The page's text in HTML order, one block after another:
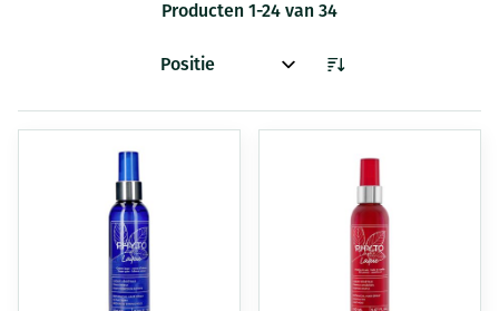
Producten 1-24 van 34
Sorteer op: